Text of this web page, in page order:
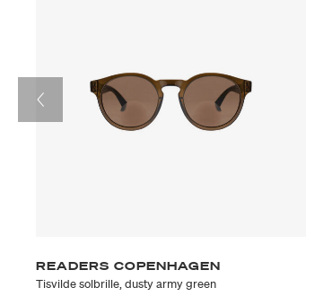
READERS COPENHAGEN
Tisvilde solbrille, dusty army green